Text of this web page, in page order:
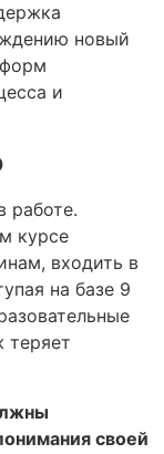
новый
и
работе.
курсе
входить в
на базе 9
теряет
своей